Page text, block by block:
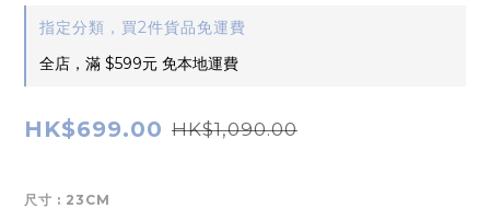
指定分類，買2件貨品免運費
全店，滿 $599元 免本地運費
HK$699.00 HK$1,090.00
尺寸 : 23CM